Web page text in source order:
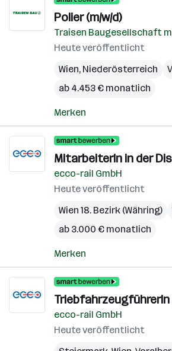
Polier (m/w/d)
Traisen Baugesellschaft
Heute veröffentlicht
Wien, Niederösterreich
ab 4.453 € monatlich
Merken
MitarbeiterIn in der
ecco-rail GmbH
Heute veröffentlicht
Wien 18. Bezirk (Währing)
ab 3.000 € monatlich
Merken
TriebfahrzeugführerIn
ecco-rail GmbH
Heute veröffentlicht